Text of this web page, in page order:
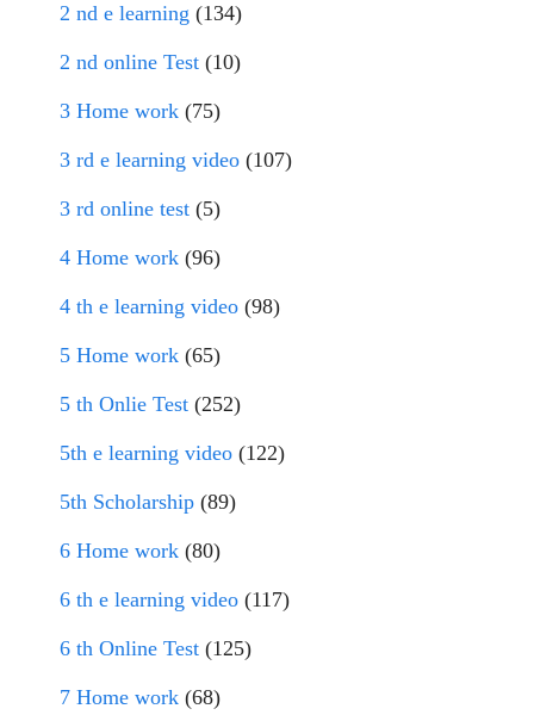
2 nd e learning (134)
2 nd online Test (10)
3 Home work (75)
3 rd e learning video (107)
3 rd online test (5)
4 Home work (96)
4 th e learning video (98)
5 Home work (65)
5 th Onlie Test (252)
5th e learning video (122)
5th Scholarship (89)
6 Home work (80)
6 th e learning video (117)
6 th Online Test (125)
7 Home work (68)